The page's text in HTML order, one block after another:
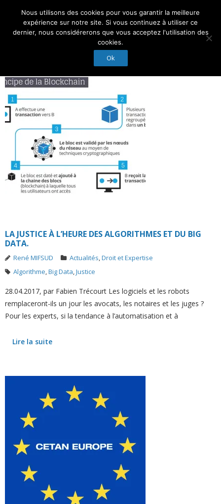
Suivez-Nous :
Droit et Expertise
Nos Experts
Membres d’honneur
Nous contacter
LA JUSTICE À L’HEURE DES ALGORITHMES ET DU BIG
DATA.
René MIFSUD Actualités,Droit et Expertise
Algorithme,Big Data,Justice
28.04.2017, par Fabien Trécourt Les logiciels et les robots
remplaceront-ils un jour les avocats, les notaires et les juges ?
Pour les experts, si la tendance à l’automatisation et à
Lire la suite
Nous utilisons des cookies pour vous garantir la meilleure
expérience sur notre site. Si vous continuez à utiliser ce
dernier, nous considérerons que vous acceptez l'utilisation des
cookies.
Ok